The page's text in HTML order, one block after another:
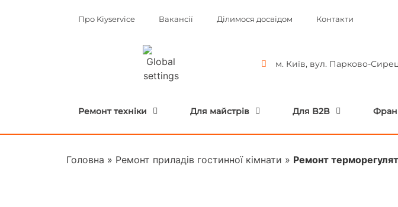
Про Kiyservice Вакансії Ділимося досвідом Контакти
м. Київ, вул. Парково-
Ремонт техніки Для майстрів Для B2B
Головна » Ремонт приладів гостинної кімнати » Ремонт